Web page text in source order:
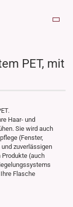
PET, mit
Haar- und
Sie wird auch
(Fenster,
zuverlässigen
(auch
Flasche